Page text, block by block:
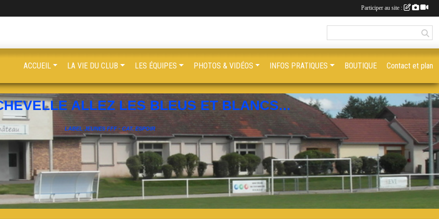
ALLEZ LES BLEUS ET BLANCS...
LABEL JEUNES FFF - CAT. ESPOIR
ACCUEIL LA VIE DU CLUB LES ÉQUIPES PHOTOS & VIDÉOS INFOS PRATIQUES BOUTIQUE Contact et plan
Participer au site :